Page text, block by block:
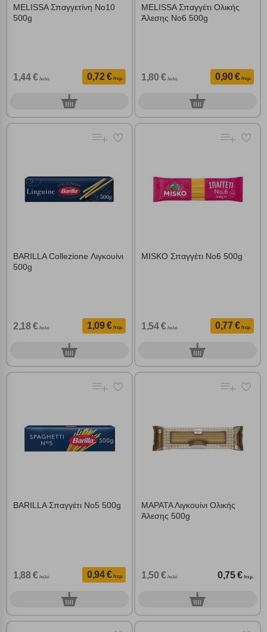
MELISSA Σπαγγετίνη Νο10
500g
1,44 € /κιλό 0,72 € /τεμ.
0τεμ.
MELISSA Σπαγγέτι Ολικής
Άλεσης No6 500g
1,80 € /κιλό 0,90 € /τεμ.
0τεμ.
BARILLA Collezione Λιγκουίνι
500g
2,18 € /κιλό 1,09 € /τεμ.
0τεμ.
MISKO Σπαγγέτι Νο6 500g
1,54 € /κιλό 0,77 € /τεμ.
0τεμ.
BARILLA Σπαγγέτι Νο5 500g
1,88 € /κιλό 0,94 € /τεμ.
0τεμ.
ΜΑΡΑΤΑ Λιγκουίνι Ολικής
Άλεσης 500g
1,50 € /κιλό 0,75 € /τεμ.
0τεμ.